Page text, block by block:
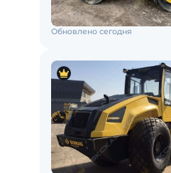
Обновлено сегодня